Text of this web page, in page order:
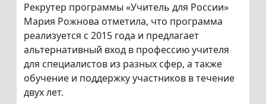
Рекрутер программы «Учитель для России»
Мария Рожнова отметила, что программа
реализуется с 2015 года и предлагает
альтернативный вход в профессию учителя
для специалистов из разных сфер, а также
обучение и поддержку участников в течение
двух лет.